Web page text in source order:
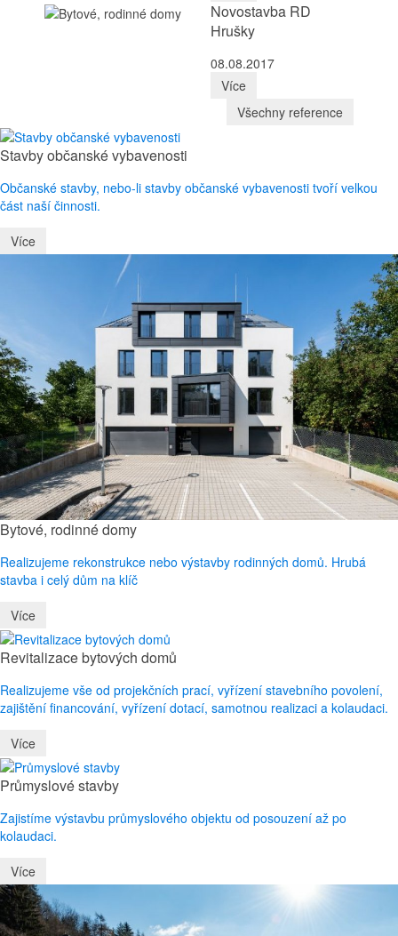
Novostavba RD
Hrušky
08.08.2017
Více
Všechny reference
Stavby občanské vybavenosti
Občanské stavby, nebo-li stavby občanské vybavenosti tvoří velkou
část naší činnosti.
Více
Bytové, rodinné domy
Realizujeme rekonstrukce nebo výstavby rodinných domů. Hrubá
stavba i celý dům na klíč
Více
Revitalizace bytových domů
Realizujeme vše od projekčních prací, vyřízení stavebního povolení,
zajištění financování, vyřízení dotací, samotnou realizaci a kolaudaci.
Více
Průmyslové stavby
Zajistíme výstavbu průmyslového objektu od posouzení až po
kolaudaci.
Více